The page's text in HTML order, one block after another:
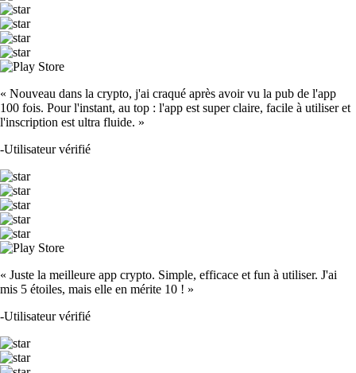
« Nouveau dans la crypto, j'ai craqué après avoir vu la pub de l'app
100 fois. Pour l'instant, au top : l'app est super claire, facile à utiliser et
l'inscription est ultra fluide. »
-Utilisateur vérifié
« Juste la meilleure app crypto. Simple, efficace et fun à utiliser. J'ai
mis 5 étoiles, mais elle en mérite 10 ! »
-Utilisateur vérifié